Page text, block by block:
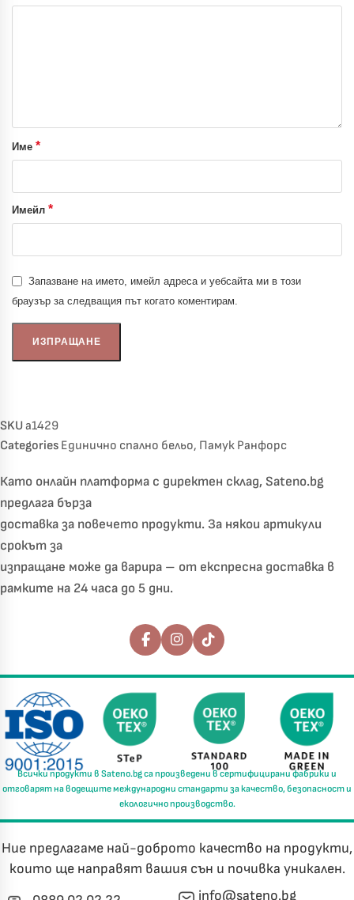
Име *
Имейл *
Запазване на името, имейл адреса и уебсайта ми в този
браузър за следващия път когато коментирам.
SKUa1429
Categories Единично спално бельо, Памук Ранфорс
Като онлайн платформа с директен склад, Sateno.bg
предлага бърза
доставка за повечето продукти. За някои артикули
срокът за
изпращане може да варира – от експресна доставка в
рамките на 24 часа до 5 дни.
Последвайте ни
Всички продукти в Sateno.bgса произведени всертифицирани фабрики и
отговарят на водещите международни стандарти закачество, безопасност и
екологично производство.
Ние предлагаме най-доброто качество на продукти,
които ще направят вашия сън и почивка уникален.
info@sateno.bg